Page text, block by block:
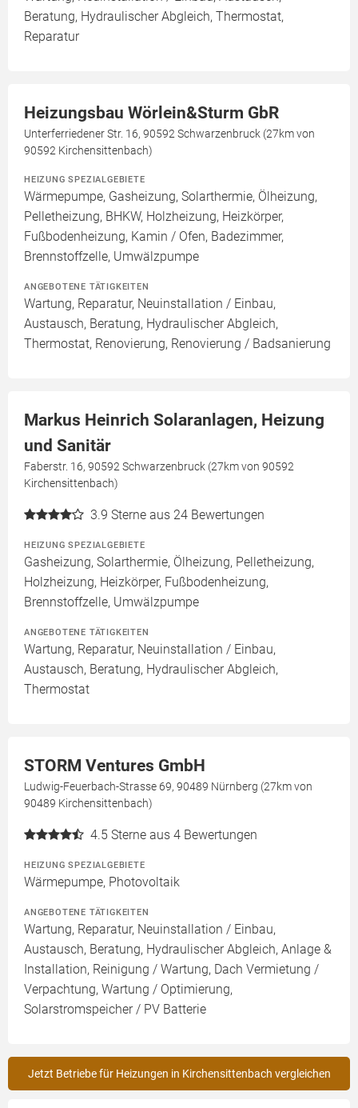
Beratung, Hydraulischer Abgleich, Thermostat,
Reparatur
Heizungsbau Wörlein&Sturm GbR
Unterferriedener Str. 16, 90592 Schwarzenbruck (27km von
90592 Kirchensittenbach)
HEIZUNG SPEZIALGEBIETE
Wärmepumpe, Gasheizung, Solarthermie, Ölheizung,
Pelletheizung, BHKW, Holzheizung, Heizkörper,
Fußbodenheizung, Kamin / Ofen, Badezimmer,
Brennstoffzelle, Umwälzpumpe
ANGEBOTENE TÄTIGKEITEN
Wartung, Reparatur, Neuinstallation / Einbau,
Austausch, Beratung, Hydraulischer Abgleich,
Thermostat, Renovierung, Renovierung / Badsanierung
Markus Heinrich Solaranlagen, Heizung
und Sanitär
Faberstr. 16, 90592 Schwarzenbruck (27km von 90592
Kirchensittenbach)
3.9 Sterne aus 24 Bewertungen
HEIZUNG SPEZIALGEBIETE
Gasheizung, Solarthermie, Ölheizung, Pelletheizung,
Holzheizung, Heizkörper, Fußbodenheizung,
Brennstoffzelle, Umwälzpumpe
ANGEBOTENE TÄTIGKEITEN
Wartung, Reparatur, Neuinstallation / Einbau,
Austausch, Beratung, Hydraulischer Abgleich,
Thermostat
STORM Ventures GmbH
Ludwig-Feuerbach-Strasse 69, 90489 Nürnberg (27km von
90489 Kirchensittenbach)
4.5 Sterne aus 4 Bewertungen
HEIZUNG SPEZIALGEBIETE
Wärmepumpe, Photovoltaik
ANGEBOTENE TÄTIGKEITEN
Wartung, Reparatur, Neuinstallation / Einbau,
Austausch, Beratung, Hydraulischer Abgleich, Anlage &
Installation, Reinigung / Wartung, Dach Vermietung /
Verpachtung, Wartung / Optimierung,
Solarstromspeicher / PV Batterie
Jetzt Betriebe für Heizungen in Kirchensittenbach vergleichen